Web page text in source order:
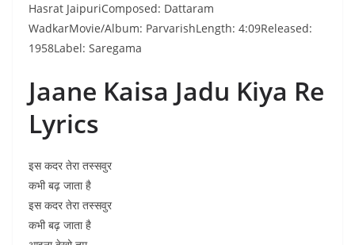
Hasrat JaipuriComposed: Dattaram
WadkarMovie/Album: ParvarishLength: 4:09Released:
1958Label: Saregama
Jaane Kaisa Jadu Kiya Re
Lyrics
इस कदर तेरा तस्सवुर
कभी बढ़ जाता है
इस कदर तेरा तस्सवुर
कभी बढ़ जाता है